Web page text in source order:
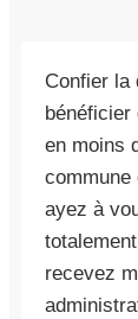
Confier la
bénéficier
en moins
commune
ayez à
recevez